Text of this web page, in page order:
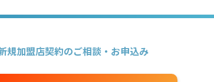
規加盟店契約のご相談・お申込み